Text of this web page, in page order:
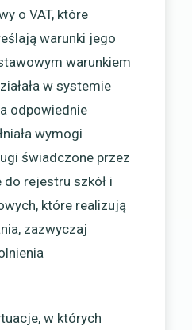
o VAT, które
warunki jego
warunkiem
w systemie
odpowiednie
wymogi
świadczone przez
rejestru szkół i
które realizują
zazwyczaj
w których